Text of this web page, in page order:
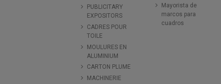
PUBLICITARY
EXPOSITORS
CADRES POUR
TOILE
MOULURES EN
ALUMINIUM
CARTON PLUME
MACHINERIE
Mayorista de
marcos para
cuadros